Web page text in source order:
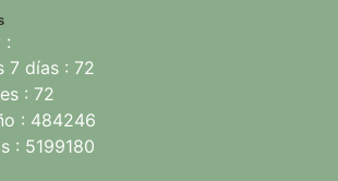
:
7 días : 72
: 72
: 484246
: 5199180